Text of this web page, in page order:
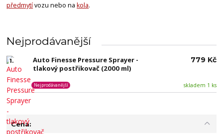
předmytívozu nebo nakola.
Nejprodávanější
1.
Auto Finesse Pressure Sprayer -
tlakový postřikovač (2000 ml)
skladem 1 ks
Nejprodávanější
779 Kč
Cena: